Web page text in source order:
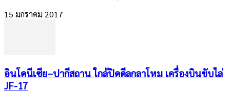
15 มกราคม 2017
อินโดนีเซีย–ปากีสถาน ใกล้ปิดดีลกลาโหม เครื่องบินขับไล่
JF-17